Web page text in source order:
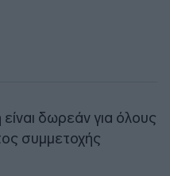
δωρεάν για όλους
συμμετοχής